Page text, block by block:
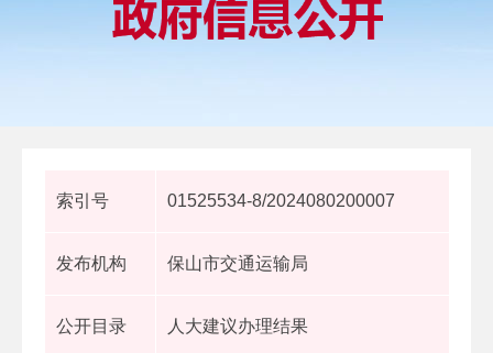
索引号 01525534-8/2024080200007
发布机构 保山市交通运输局
公开目录 人大建议办理结果